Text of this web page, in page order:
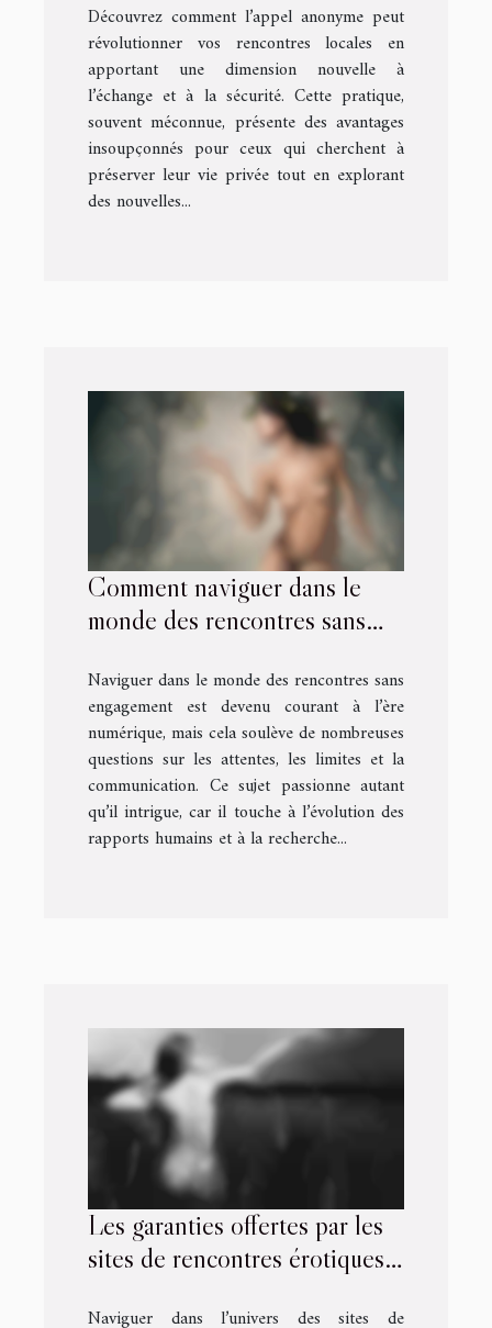
Découvrez comment l’appel anonyme peut
révolutionner vos rencontres locales en
apportant une dimension nouvelle à
l’échange et à la sécurité. Cette pratique,
souvent méconnue, présente des avantages
insoupçonnés pour ceux qui cherchent à
préserver leur vie privée tout en explorant
des nouvelles...
Comment naviguer dans le
monde des rencontres sans
Naviguer dans le monde des rencontres sans
engagement est devenu courant à l’ère
numérique, mais cela soulève de nombreuses
questions sur les attentes, les limites et la
communication. Ce sujet passionne autant
qu’il intrigue, car il touche à l’évolution des
rapports humains et à la recherche...
Les garanties offertes par les
sites de rencontres érotiques
Naviguer dans l’univers des sites de